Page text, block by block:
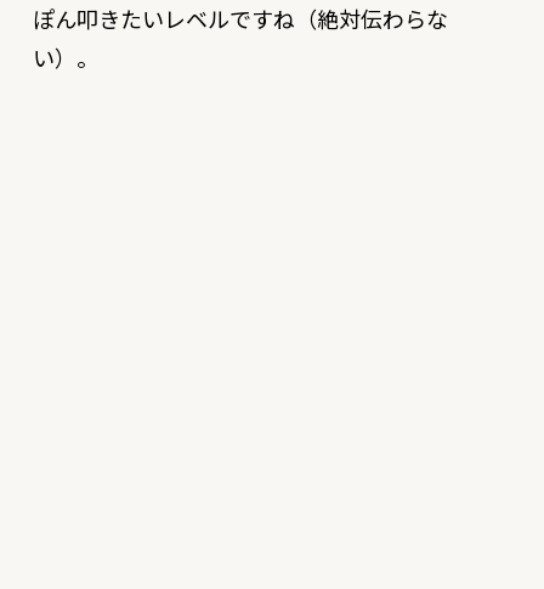
ぽん叩きたいレベルですね（絶対伝わらな
い）。